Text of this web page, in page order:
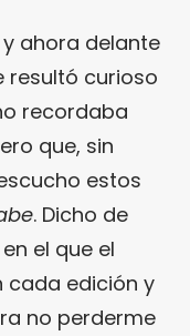
ahora delante
resultó curioso
recordaba
que, sin
estos
. Dicho de
el que el
cada edición y
no perderme